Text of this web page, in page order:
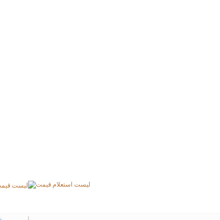
لیست استعلام قیمت